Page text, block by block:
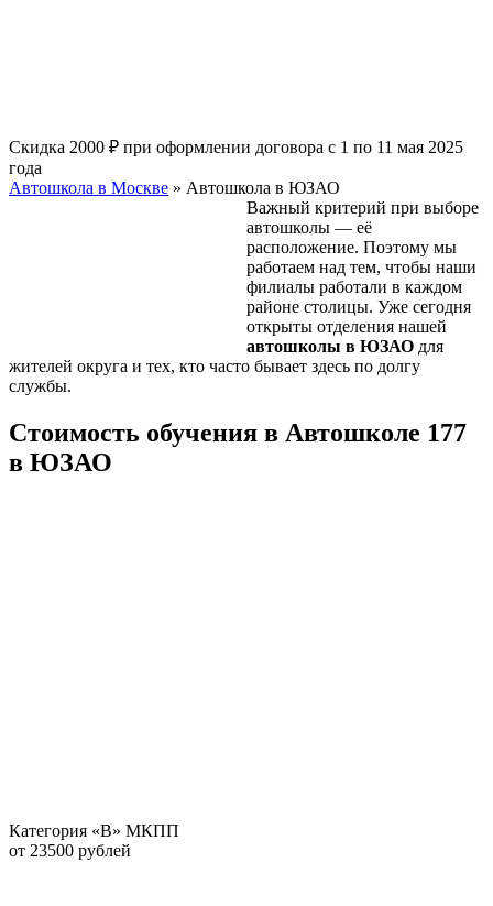
Скидка 2000 ₽ при оформлении договора с 1 по 11 мая 2025
года
Автошкола в Москве » Автошкола в ЮЗАО
Важный критерий при выборе
автошколы — её
расположение. Поэтому мы
работаем над тем, чтобы наши
филиалы работали в каждом
районе столицы. Уже сегодня
открыты отделения нашей
автошколы в ЮЗАОдля
жителей округа и тех, кто часто бывает здесь по долгу
службы.
Стоимость обучения в Автошколе 177
в ЮЗАО
Категория «В» МКПП
от 23500 рублей